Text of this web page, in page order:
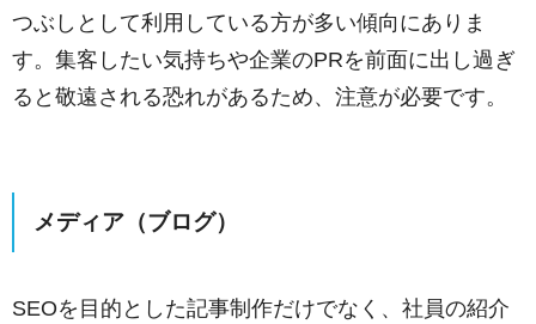
つぶしとして利用している方が多い傾向にありま
す。集客したい気持ちや企業のPRを前面に出し過ぎ
ると敬遠される恐れがあるため、注意が必要です。
メディア（ブログ）
SEOを目的とした記事制作だけでなく、社員の紹介